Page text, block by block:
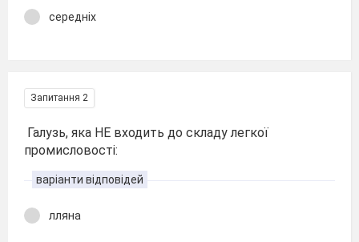
середніх
Запитання 2
Галузь, яка НЕ входить до складу легкої
промисловості:
варіанти відповідей
лляна